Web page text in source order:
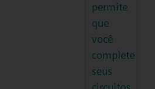
permite
que
você
complete
seus